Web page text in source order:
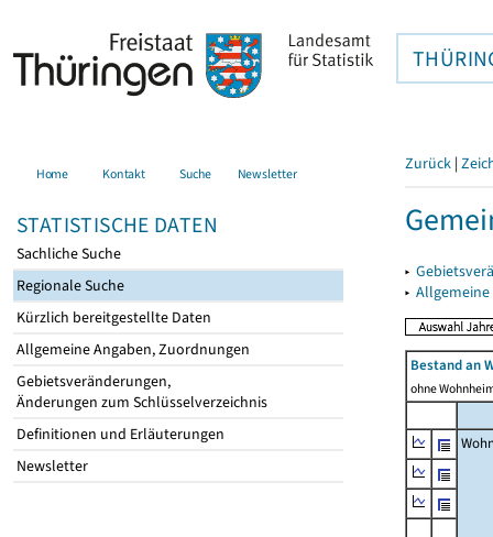
Home Kontakt Suche Newsletter
STATISTISCHE DATEN
Sachliche Suche
Regionale Suche
Kürzlich bereitgestellte Daten
Allgemeine Angaben, Zuordnungen
Gebietsveränderungen,
Änderungen zum Schlüsselverzeichnis
Definitionen und Erläuterungen
Newsletter
Zurück |
▸
▸
Bestand an
ohne